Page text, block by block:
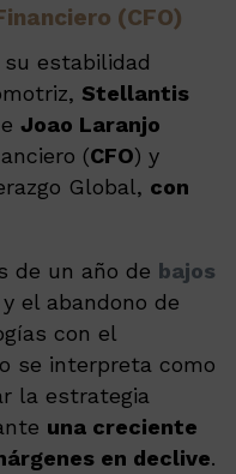
(CFO)
estabilidad
Stellantis
Joao Laranjo
(CFO) y
Global, con
de un año de bajos
y el abandono de
con el
se interpreta como
la estrategia
una creciente
en declive.